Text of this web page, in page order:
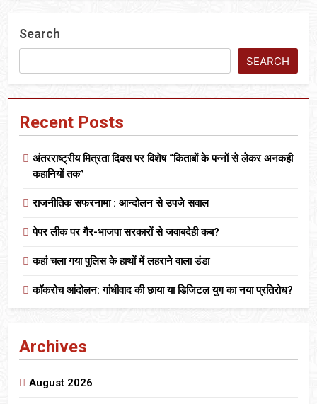
Search
SEARCH
Recent Posts
अंतरराष्ट्रीय मित्रता दिवस पर विशेष “किताबों के पन्नों से लेकर अनकही
कहानियों तक”
राजनीतिक सफरनामा : आन्दोलन से उपजे सवाल
पेपर लीक पर गैर-भाजपा सरकारों से जवाबदेही कब?
कहां चला गया पुलिस के हाथों में लहराने वाला डंडा
कॉकरोच आंदोलन: गांधीवाद की छाया या डिजिटल युग का नया प्रतिरोध?
Archives
August 2026